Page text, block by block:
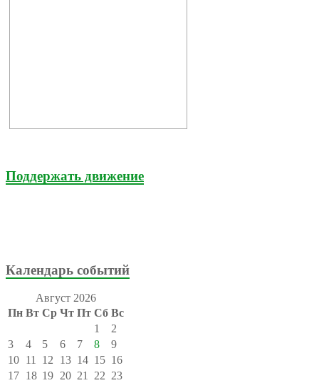
Поддержать движение
Календарь событий
Август 2026
Пн Вт Ср Чт Пт Сб Вс
1
2
3
4 5 6 7 8
9
10 11 12 13 14 15 16
17 18 19 20 21 22 23